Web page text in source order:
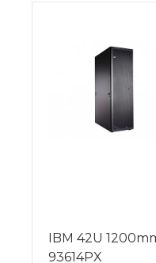
IBM 42U
93614PX